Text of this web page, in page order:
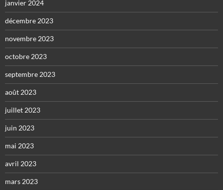
janvier 2024
décembre 2023
novembre 2023
octobre 2023
septembre 2023
août 2023
juillet 2023
juin 2023
mai 2023
avril 2023
mars 2023